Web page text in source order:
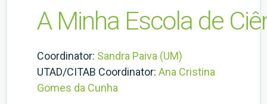
A Minha Escola de
Coordinator: Sandra Paiva (UM)
UTAD/CITAB Coordinator: Ana Cristina
Gomes da Cunha